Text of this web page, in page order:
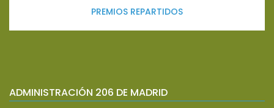
PREMIOS REPARTIDOS
ADMINISTRACIÓN 206 DE MADRID